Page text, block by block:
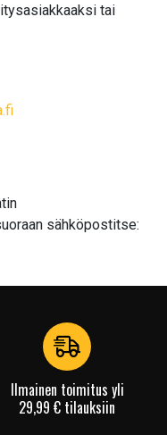
tai
sähköpostitse:
Ilmainen toimitus yli
29,99 € tilauksiin